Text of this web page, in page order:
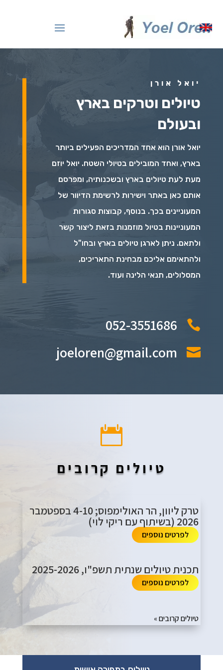
בְּאֲתָר
זֶה
לִנְגִישׁוּת
יואל אורן
טיולים וטרקים בארץ
ובעולם
יואל אורן הוא אחד המדריכים הפעילים ביותר
בארץ, ואחד המובילים בטיולי השטח. יואל יוזם
מעת לעת טיולים בארץ ובשכנותיה, ומפרסם
אותם כאן באתר וישירות לרשימת הדיוור של
המעוניינים בכך. בנוסף, קבוצות סגורות
המעוניינות בטיול מוזמנות בזאת ליצור קשר
ולתאם. ניתן לארגן טיולים בארץ ובחו"ל
ולהתאימם אליכם מבחינת התאריכים,
המסלולים, תנאי הלינה ועוד.

052-3551686

joeloren@gmail.com

טיולים קרובים
טרק ליוון, הר האולימפוס; 4-10 בספטמבר
2026 (בשיתוף עם ריקי לוי)
לפרטים נוספים
תכנית טיולים שנתית תשפ"ו, 2025-2026
לפרטים נוספים
הרשומות הבאות »